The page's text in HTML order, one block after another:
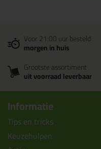
Voor 21:00 uur besteld
morgen in huis
Grootste assortiment
uit voorraad leverbaar
Informatie
Tips en tricks
Keuzehulpen